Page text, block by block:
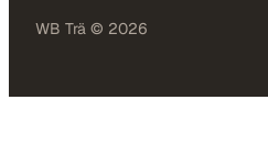
WB Trä © 2026